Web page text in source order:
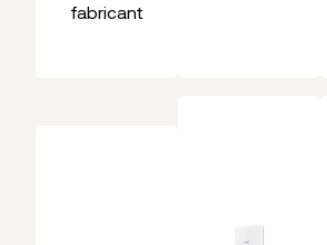
fabricant